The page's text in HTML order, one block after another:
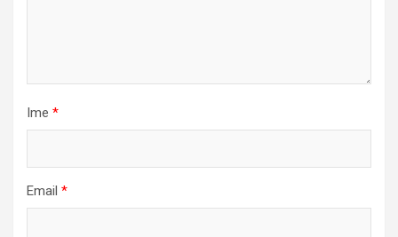
Ime *
Email *